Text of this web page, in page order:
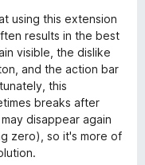
using this extension
results in the best
visible, the dislike
and the action bar
this
breaks after
disappear again
zero), so it's more of